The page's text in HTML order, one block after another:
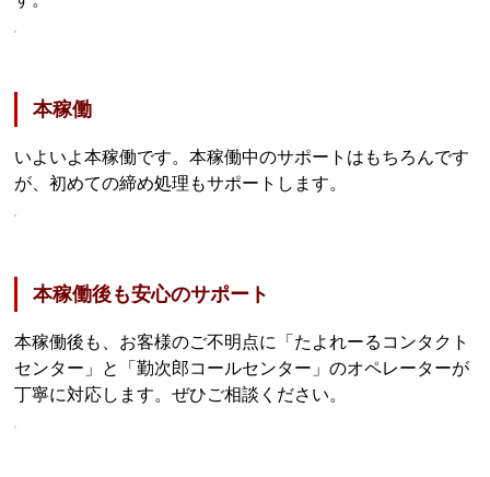
本稼働
いよいよ本稼働です。本稼働中のサポートはもちろんです
が、初めての締め処理もサポートします。
本稼働後も安心のサポート
本稼働後も、お客様のご不明点に「たよれーるコンタクト
センター」と「勤次郎コールセンター」のオペレーターが
丁寧に対応します。ぜひご相談ください。